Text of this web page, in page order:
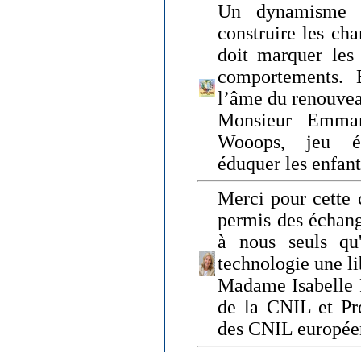
Un dynamisme
construire les
doit marquer les
l’âme du
Monsieur
Wooops, jeu
éduquer les
Merci pour cette
permis des
à nous seuls
technologie une
Madame Isabelle
de la CNIL et
des CNIL